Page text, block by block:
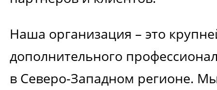
Наша организация – это
дополнительного
в Северо-Западном регионе.